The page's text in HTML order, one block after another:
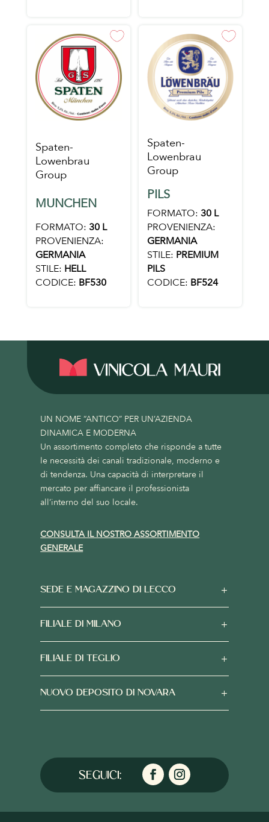
Spaten-
Lowenbrau
Group
MUNCHEN
FORMATO: 30 L
PROVENIENZA:
GERMANIA
STILE: HELL
CODICE: BF530
Spaten-
Lowenbrau
Group
PILS
FORMATO: 30 L
PROVENIENZA:
GERMANIA
STILE: PREMIUM
PILS
CODICE: BF524
UN NOME “ANTICO” PER UN’AZIENDA
DINAMICA E MODERNA
Un assortimento completo che risponde a tutte
le necessità dei canali tradizionale, moderno e
di tendenza. Una capacità di interpretare il
mercato per affiancare il professionista
all’interno del suo locale.
CONSULTA IL NOSTRO ASSORTIMENTO
GENERALE
SEDE E MAGAZZINO DI LECCO
FILIALE DI MILANO
FILIALE DI TEGLIO
NUOVO DEPOSITO DI NOVARA